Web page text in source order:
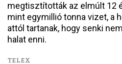
megtisztították az elmúlt 12
mint egymillió tonna vizet, a
attól tartanak, hogy senki
halat enni.
TELEX